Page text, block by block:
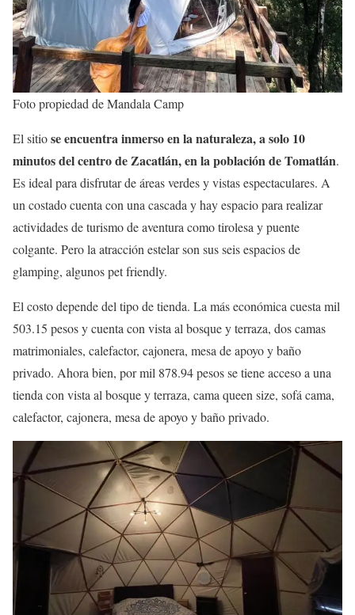
Foto propiedad de Mandala Camp
El sitiose encuentra inmerso en la naturaleza, a solo 10
minutos del centro de Zacatlán, en la población de Tomatlán.
Es ideal para disfrutar de áreas verdes y vistas espectaculares. A
un costado cuenta con una cascada y hay espacio para realizar
actividades de turismo de aventura como tirolesa y puente
colgante. Pero la atracción estelar son sus seis espacios de
glamping, algunos pet friendly.
El costo depende del tipo de tienda. La más económica cuesta mil
503.15 pesos y cuenta con vista al bosque y terraza, dos camas
matrimoniales, calefactor, cajonera, mesa de apoyo y baño
privado. Ahora bien, por mil 878.94 pesos se tiene acceso a una
tienda con vista al bosque y terraza, cama queen size, sofá cama,
calefactor, cajonera, mesa de apoyo y baño privado.